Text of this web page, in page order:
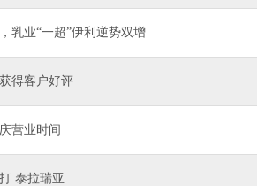
乳业“一超”伊利逆势双增
得客户好评
营业时间
泰拉瑞亚邪教徒怎么打 泰拉瑞亚